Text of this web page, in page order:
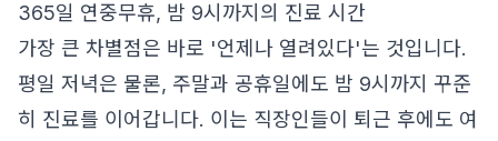
365일 연중무휴, 밤 9시까지의 진료 시간
가장 큰 차별점은 바로 '언제나 열려있다'는 것입니다.
평일 저녁은 물론, 주말과 공휴일에도 밤 9시까지 꾸준
히 진료를 이어갑니다. 이는 직장인들이 퇴근 후에도 여